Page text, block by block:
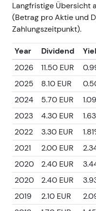
Langfristige Übersicht
(Betrag pro Aktie und
Zahlungszeitpunkt).
Year Dividend
2026
11.50 EUR
2025
8.10 EUR
2024
5.70 EUR
2023
4.30 EUR
2022
3.30 EUR
2021
2.00 EUR
2020
2.40 EUR
2020
2.40 EUR
2019
2.10 EUR